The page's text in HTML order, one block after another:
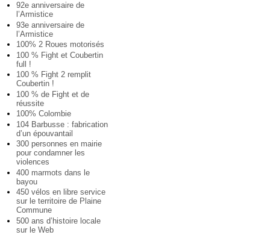
92e anniversaire de
l’Armistice
93e anniversaire de
l’Armistice
100% 2 Roues motorisés
100 % Fight et Coubertin
full !
100 % Fight 2 remplit
Coubertin !
100 % de Fight et de
réussite
100% Colombie
104 Barbusse : fabrication
d’un épouvantail
300 personnes en mairie
pour condamner les
violences
400 marmots dans le
bayou
450 vélos en libre service
sur le territoire de Plaine
Commune
500 ans d’histoire locale
sur le Web